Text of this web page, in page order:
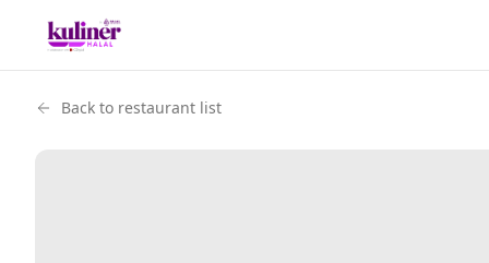
Back to restaurant list